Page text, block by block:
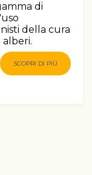
di
della cura
alberi.
SCOPRI DI PIÙ